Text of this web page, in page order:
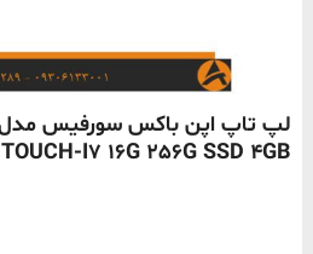
ناموجود
TOUCH-I7 16G 256G SSD 4GB